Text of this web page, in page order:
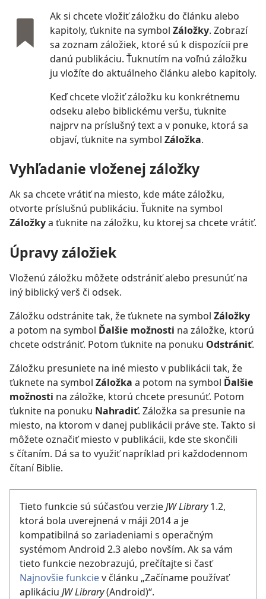
Ak si chcete vložiť záložku do článku alebo
kapitoly, ťuknite na symbol Záložky. Zobrazí
sa zoznam záložiek, ktoré sú k dispozícii pre
danú publikáciu. Ťuknutím na voľnú záložku
ju vložíte do aktuálneho článku alebo kapitoly.
Keď chcete vložiť záložku ku konkrétnemu
odseku alebo biblickému veršu, ťuknite
najprv na príslušný text a v ponuke, ktorá sa
objaví, ťuknite na symbol Záložka.
Vyhľadanie vloženej záložky
Ak sa chcete vrátiť na miesto, kde máte záložku,
otvorte príslušnú publikáciu. Ťuknite na symbol
Záložkya ťuknite na záložku, ku ktorej sa chcete vrátiť.
Úpravy záložiek
Vloženú záložku môžete odstrániť alebo presunúť na
iný biblický verš či odsek.
Záložku odstránite tak, že ťuknete na symbol Záložky
a potom na symbol Ďalšie možnosti na záložke, ktorú
chcete odstrániť. Potom ťuknite na ponuku Odstrániť.
Záložku presuniete na iné miesto v publikácii tak, že
ťuknete na symbol Záložka a potom na symbol Ďalšie
možnosti na záložke, ktorú chcete presunúť. Potom
ťuknite na ponuku Nahradiť. Záložka sa presunie na
miesto, na ktorom v danej publikácii práve ste. Takto si
môžete označiť miesto v publikácii, kde ste skončili
s čítaním. Dá sa to využiť napríklad pri každodennom
čítaní Biblie.
Tieto funkcie sú súčasťou verzieJW Library1.2,
ktorá bola uverejnená v máji 2014 a je
kompatibilná so zariadeniami s operačným
systémom Android 2.3 alebo novším. Ak sa vám
tieto funkcie nezobrazujú, prečítajte si časť
Najnovšie funkciev článku „Začíname používať
aplikáciu JW Library(Android)“.